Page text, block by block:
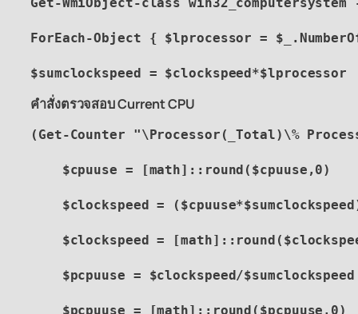
ForEach-Object { $lprocessor = $_.
$sumclockspeed = $clockspeed*$lprocessor
คำสั่งตรวจสอบ Current CPU
(Get-Counter "\Processor(_Total)\%
$cpuuse = [math]::round($cpuuse,0)
$clockspeed = ($cpuuse*$sumclockspeed
$clockspeed =
$pcpuuse = $clockspeed/$sumclockspeed
$pcpuuse = [math]::round($pcpuuse,0)